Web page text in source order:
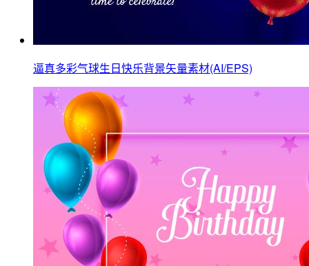
逼真多彩气球生日快乐背景矢量素材(AI/EPS)